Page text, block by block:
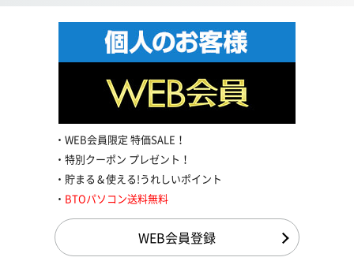
WEB会員限定 特価SALE！
特別クーポン プレゼント！
貯まる＆使える!うれしいポイント
BTOパソコン送料無料
WEB会員登録